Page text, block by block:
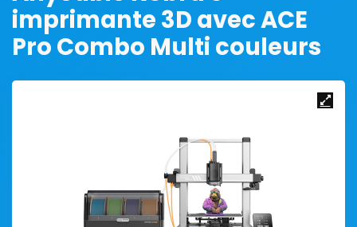
imprimante 3D avec ACE
Pro Combo Multi couleurs